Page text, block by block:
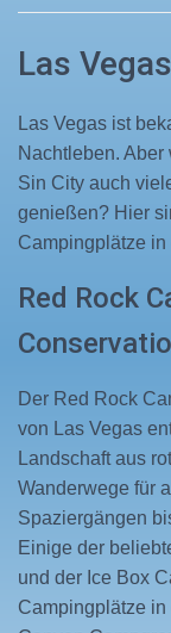
Las
Las Vegas ist
Nachtleben.
Sin City auch
genießen? Hier
Campingplätze
Red Rock
Der Red Rock
von Las Vegas
Landschaft aus
Wanderwege für
Spaziergängen
Einige der
und der Ice Box
Campingplätze